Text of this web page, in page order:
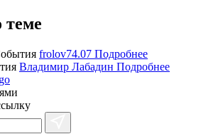
frolov74.07 Подробнее
Владимир Лабадин Подробнее